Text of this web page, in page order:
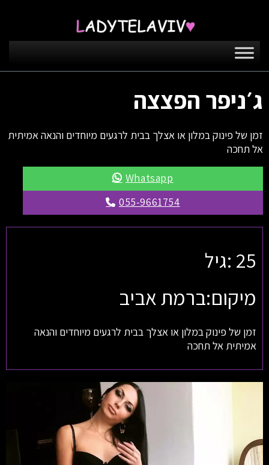
ג׳ניפר הפצצה
זמן של פינוק במלון או אצלך בבית לרגעים מיוחדים והנאה אמיתית
אל תחכה
Whatsapp
055-9661754
25 :גיל
מיקום:ברמת אביב
זמן של פינוק במלון או אצלך בבית לרגעים מיוחדים והנאה
אמיתית אל תחכה